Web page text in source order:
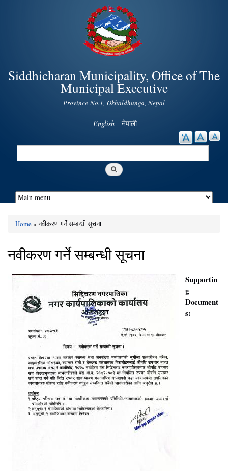
Skip to
main
content
Siddhicharan Municipality, Office of The
Municipal Executive
Province No.1, Okhaldhunga, Nepal
English नेपाली
Search
Home» नवीकरण गर्ने सम्बन्धी सूचना
नवीकरण गर्ने सम्बन्धी सूचना
Supportin
g
Document
s: